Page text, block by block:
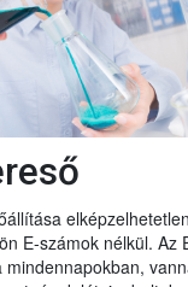
E-számok nélkül. Az